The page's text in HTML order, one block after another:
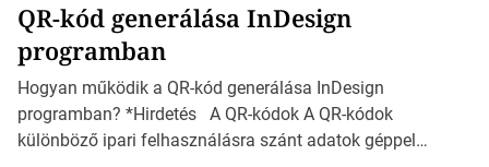
mutatja az A4-es papírlaphoz viszonyítva. Az amerikai és
észak-amerikai boríték méretére az ISO 216 nem
vonatkozik. Boríték méretének táblázata C0-tól […]
QR-kód generálása InDesign
programban
Hogyan működik a QR-kód generálása InDesign
programban? *Hirdetés A QR-kódok A QR-kódok
különböző ipari felhasználásra szánt adatok géppel